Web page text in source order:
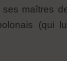
maîtres
(qui